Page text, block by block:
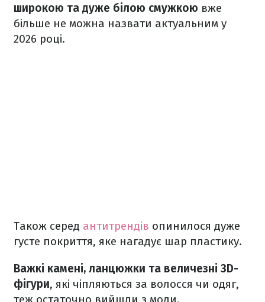
широкою та дуже білою смужкою вже
більше не можна назвати актуальним у
2026 році.
Також серед антитрендів опинилося дуже
густе покриття, яке нагадує шар пластику.
Важкі камені, ланцюжки та величезні 3D-
фігури, які чіпляються за волосся чи одяг,